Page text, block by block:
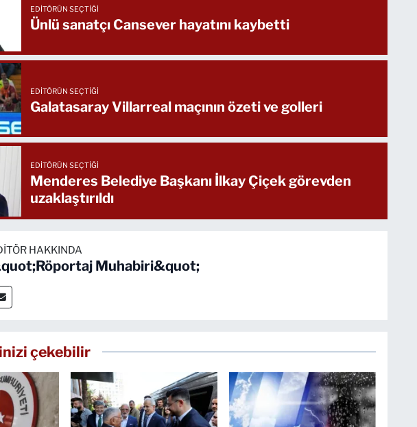
EDITÖRÜN SEÇTIĞI
Ünlü sanatçı Cansever hayatını kaybetti
EDITÖRÜN SEÇTIĞI
Galatasaray Villarreal maçının özeti ve golleri
EDITÖRÜN SEÇTIĞI
Menderes Belediye Başkanı İlkay Çiçek görevden
uzaklaştırıldı
HAKKINDA
Muhabiri&quot;
çekebilir